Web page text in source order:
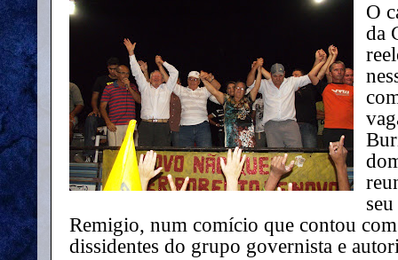
O
da
Remigio, num comício que contou
dissidentes do grupo governista e